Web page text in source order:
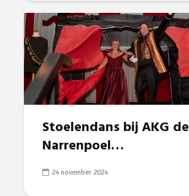
Stoelendans bij AKG de
Narrenpoel…
24 november 2024